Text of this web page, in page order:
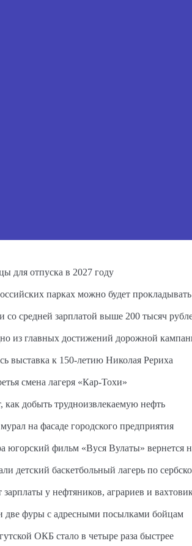
для отпуска в 2027 году
парках можно будет
со средней зарплатой выше 200 тысяч
из главных достижений дорожной
выставка к 150-летию Николая Рериха
смена лагеря «Кар-Тохи»
как добыть трудноизвлекаемую нефть
на фасаде городского предприятия
югорский фильм «Вуся Вулаты» вернется
детский баскетбольный лагерь по
у нефтяников, аграриев и
две фуры с адресными посылками бойцам
ОКБ стало в четыре раза быстрее